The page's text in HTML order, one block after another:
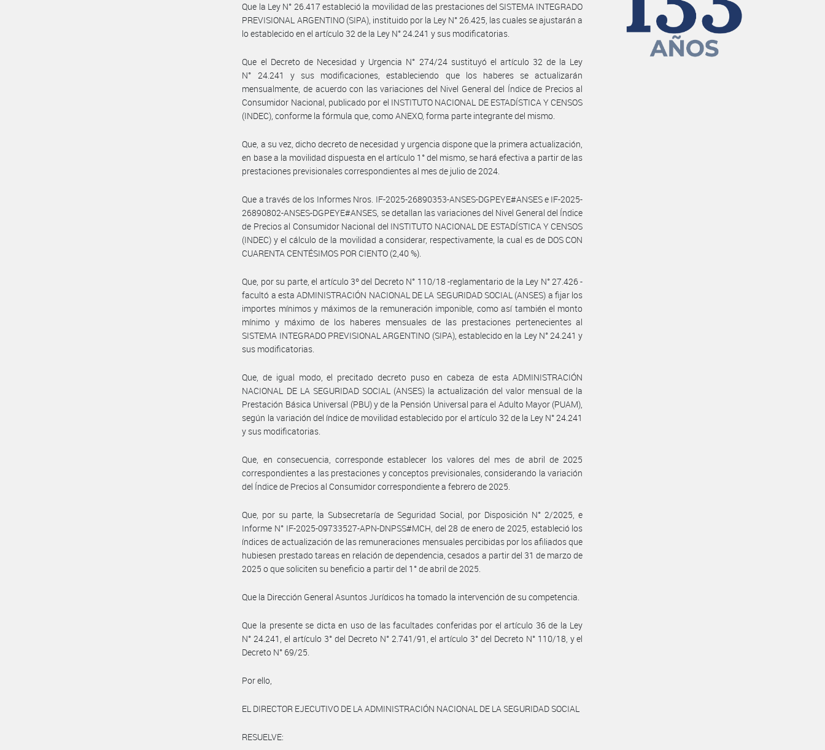
Que la Ley N° 26.417 estableció la movilidad de las prestaciones del SISTEMA INTEGRADO
PREVISIONAL ARGENTINO (SIPA), instituido por la Ley N° 26.425, las cuales se ajustarán a
lo establecido en el artículo 32 de la Ley N° 24.241 y sus modificatorias.
Que el Decreto de Necesidad y Urgencia N° 274/24 sustituyó el artículo 32 de la Ley
N° 24.241 y sus modificaciones, estableciendo que los haberes se actualizarán
mensualmente, de acuerdo con las variaciones del Nivel General del Índice de Precios al
Consumidor Nacional, publicado por el INSTITUTO NACIONAL DE ESTADÍSTICA Y CENSOS
(INDEC), conforme la fórmula que, como ANEXO, forma parte integrante del mismo.
Que, a su vez, dicho decreto de necesidad y urgencia dispone que la primera actualización,
en base a la movilidad dispuesta en el artículo 1° del mismo, se hará efectiva a partir de las
prestaciones previsionales correspondientes al mes de julio de 2024.
Que a través de los Informes Nros. IF-2025-26890353-ANSES-DGPEYE#ANSES e IF-2025-
26890802-ANSES-DGPEYE#ANSES, se detallan las variaciones del Nivel General del Índice
de Precios al Consumidor Nacional del INSTITUTO NACIONAL DE ESTADÍSTICA Y CENSOS
(INDEC) y el cálculo de la movilidad a considerar, respectivamente, la cual es de DOS CON
CUARENTA CENTÉSIMOS POR CIENTO (2,40 %).
Que, por su parte, el artículo 3º del Decreto N° 110/18 -reglamentario de la Ley N° 27.426 -
facultó a esta ADMINISTRACIÓN NACIONAL DE LA SEGURIDAD SOCIAL (ANSES) a fijar los
importes mínimos y máximos de la remuneración imponible, como así también el monto
mínimo y máximo de los haberes mensuales de las prestaciones pertenecientes al
SISTEMA INTEGRADO PREVISIONAL ARGENTINO (SIPA), establecido en la Ley N° 24.241 y
sus modificatorias.
Que, de igual modo, el precitado decreto puso en cabeza de esta ADMINISTRACIÓN
NACIONAL DE LA SEGURIDAD SOCIAL (ANSES) la actualización del valor mensual de la
Prestación Básica Universal (PBU) y de la Pensión Universal para el Adulto Mayor (PUAM),
según la variación del índice de movilidad establecido por el artículo 32 de la Ley N° 24.241
y sus modificatorias.
Que, en consecuencia, corresponde establecer los valores del mes de abril de 2025
correspondientes a las prestaciones y conceptos previsionales, considerando la variación
del Índice de Precios al Consumidor correspondiente a febrero de 2025.
Que, por su parte, la Subsecretaría de Seguridad Social, por Disposición N° 2/2025, e
Informe N° IF-2025-09733527-APN-DNPSS#MCH, del 28 de enero de 2025, estableció los
índices de actualización de las remuneraciones mensuales percibidas por los afiliados que
hubiesen prestado tareas en relación de dependencia, cesados a partir del 31 de marzo de
2025 o que soliciten su beneficio a partir del 1° de abril de 2025.
Que la Dirección General Asuntos Jurídicos ha tomado la intervención de su competencia.
Que la presente se dicta en uso de las facultades conferidas por el artículo 36 de la Ley
N° 24.241, el artículo 3° del Decreto N° 2.741/91, el artículo 3° del Decreto N° 110/18, y el
Decreto N° 69/25.
Por ello,
EL DIRECTOR EJECUTIVO DE LA ADMINISTRACIÓN NACIONAL DE LA SEGURIDAD SOCIAL
RESUELVE: